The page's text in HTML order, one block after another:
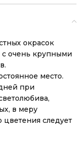
окрасок
очень крупными
место.
при
в меру
цветения следует